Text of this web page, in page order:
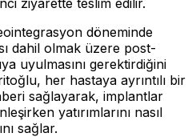
döneminde
dahil olmak üzere post-
uyulmasını gerektirdiğini
her hastaya ayrıntılı bir
sağlayarak, implantlar
yatırımlarını nasıl
sağlar.